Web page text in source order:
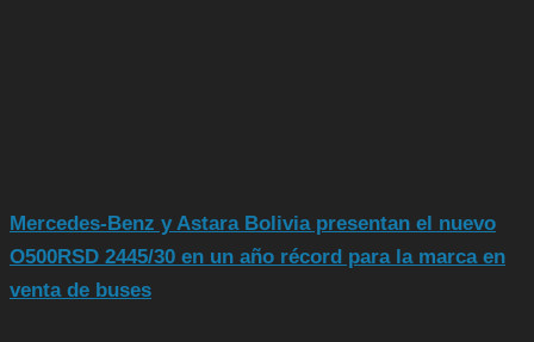
Mercedes-Benz y Astara Bolivia presentan el nuevo
O500RSD 2445/30 en un año récord para la marca en
venta de buses